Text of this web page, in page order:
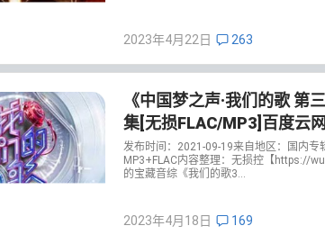
2023年4月22日 263
《中国梦之声·我们的歌 第
集[无损FLAC/MP3]百度云
发布时间：2021-09-19来自地区：国内
MP3+FLAC内容整理：无损控【https://
的宝藏音综《我们的歌3...
2023年4月18日 169